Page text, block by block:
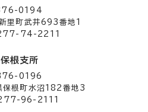
0194
里町武井693番地1
74-2211
根支所
0196
保根町水沼182番地3
96-2111